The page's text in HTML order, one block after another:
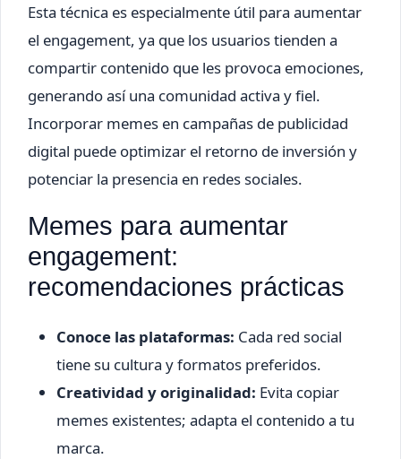
Esta técnica es especialmente útil para aumentar
el engagement, ya que los usuarios tienden a
compartir contenido que les provoca emociones,
generando así una comunidad activa y fiel.
Incorporar memes en campañas de publicidad
digital puede optimizar el retorno de inversión y
potenciar la presencia en redes sociales.
Memes para aumentar
engagement:
recomendaciones prácticas
Conoce las plataformas: Cada red social
tiene su cultura y formatos preferidos.
Creatividad y originalidad: Evita copiar
memes existentes; adapta el contenido a tu
marca.